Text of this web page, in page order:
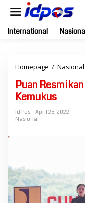
International
Homepage / Nasional
Puan
Kemukus
Id Pos
April 28, 2022
Nasional